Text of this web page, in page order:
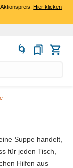
Aktionspreis.Hier klicken
Suppe handelt,
für jeden Tisch,
Hilfen aus